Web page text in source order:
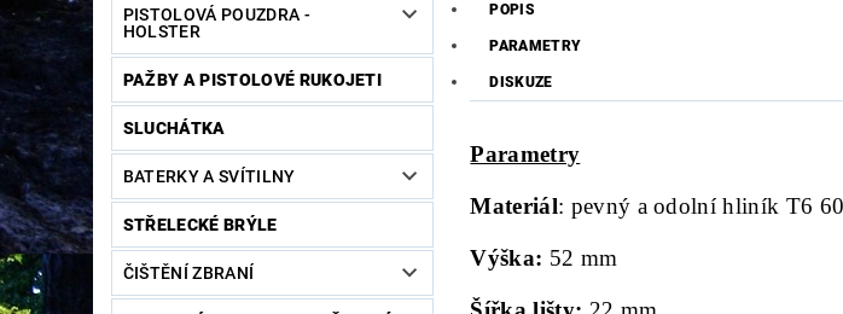
PISTOLOVÁ POUZDRA -
HOLSTER
PAŽBY A PISTOLOVÉ RUKOJETI
SLUCHÁTKA
BATERKY A SVÍTILNY
STŘELECKÉ BRÝLE
ČIŠTĚNÍ ZBRANÍ
POPIS
PARAMETRY
DISKUZE
Parametry
Materiál: pevný a odolní hliník T6
Výška: 52 mm